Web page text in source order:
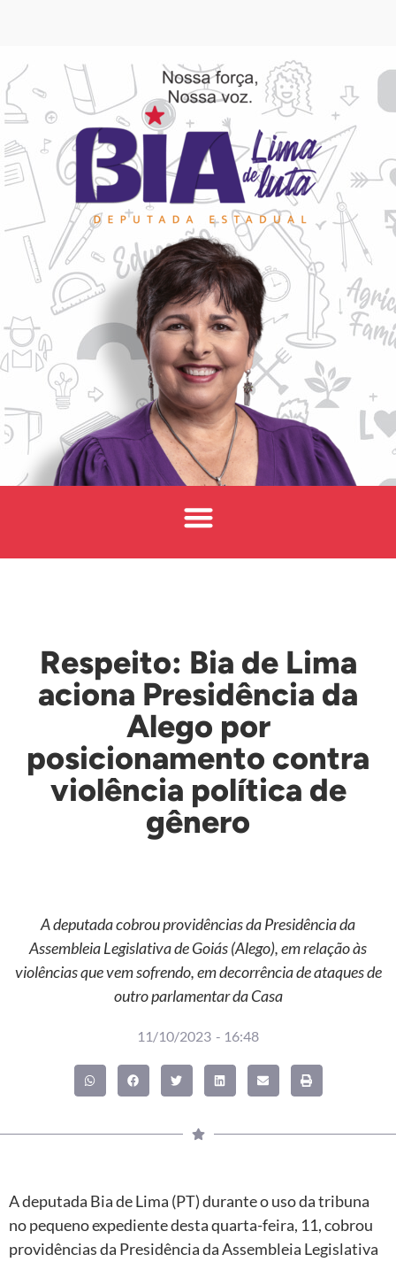
Respeito: Bia de Lima
aciona Presidência da
Alego por
posicionamento contra
violência política de
gênero
A deputada cobrou providências da Presidência da
Assembleia Legislativa de Goiás (Alego), em relação às
violências que vem sofrendo, em decorrência de ataques de
outro parlamentar da Casa
11/10/2023 - 16:48
A deputada Bia de Lima (PT) durante o uso da tribuna
no pequeno expediente desta quarta-feira, 11, cobrou
providências da Presidência da Assembleia Legislativa